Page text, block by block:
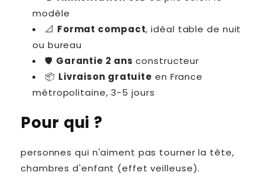
modèle
📐 Format compact, idéal table de nuit
ou bureau
🛡 Garantie 2 ans constructeur
📦 Livraison gratuite en France
métropolitaine, 3-5 jours
Pour qui ?
personnes qui n'aiment pas tourner la tête,
chambres d'enfant (effet veilleuse).